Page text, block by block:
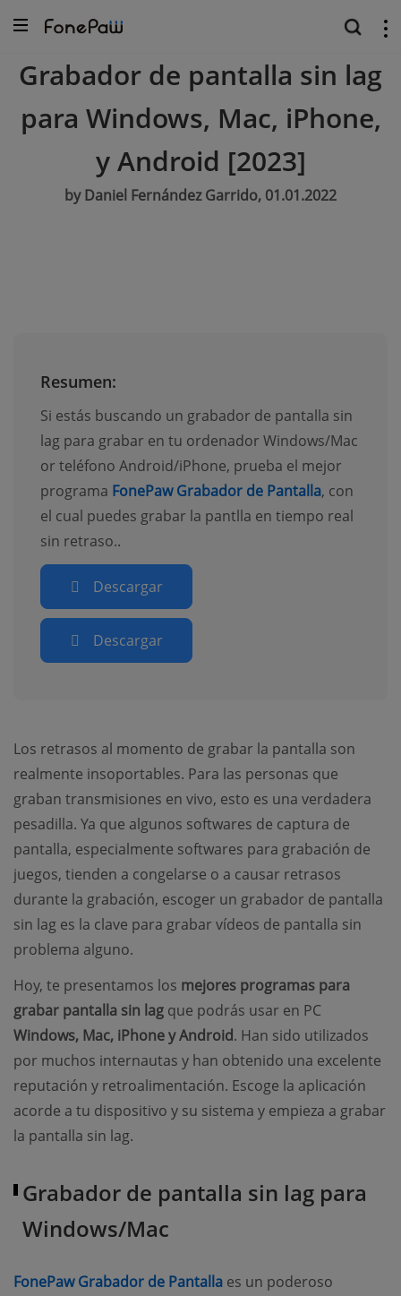
Grabador de pantalla sin lag
para Windows, Mac, iPhone,
y Android [2023]
by Daniel Fernández Garrido, 01.01.2022
Resumen:
Si estás buscando un grabador de pantalla sin
lag para grabar en tu ordenador Windows/Mac
or teléfono Android/iPhone, prueba el mejor
programa FonePaw Grabador de Pantalla, con
el cual puedes grabar la pantlla en tiempo real
sin retraso..
Descargar
Descargar
Los retrasos al momento de grabar la pantalla son
realmente insoportables. Para las personas que
graban transmisiones en vivo, esto es una verdadera
pesadilla. Ya que algunos softwares de captura de
pantalla, especialmente softwares para grabación de
juegos, tienden a congelarse o a causar retrasos
durante la grabación, escoger un grabador de pantalla
sin lag es la clave para grabar vídeos de pantalla sin
problema alguno.
Hoy, te presentamos los mejores programas para
grabar pantalla sin lag que podrás usar en PC
Windows, Mac, iPhone y Android. Han sido utilizados
por muchos internautas y han obtenido una excelente
reputación y retroalimentación. Escoge la aplicación
acorde a tu dispositivo y su sistema y empieza a grabar
la pantalla sin lag.
Grabador de pantalla sin lag para
Windows/Mac
FonePaw Grabador de Pantalla (opens new window)
es un poderoso